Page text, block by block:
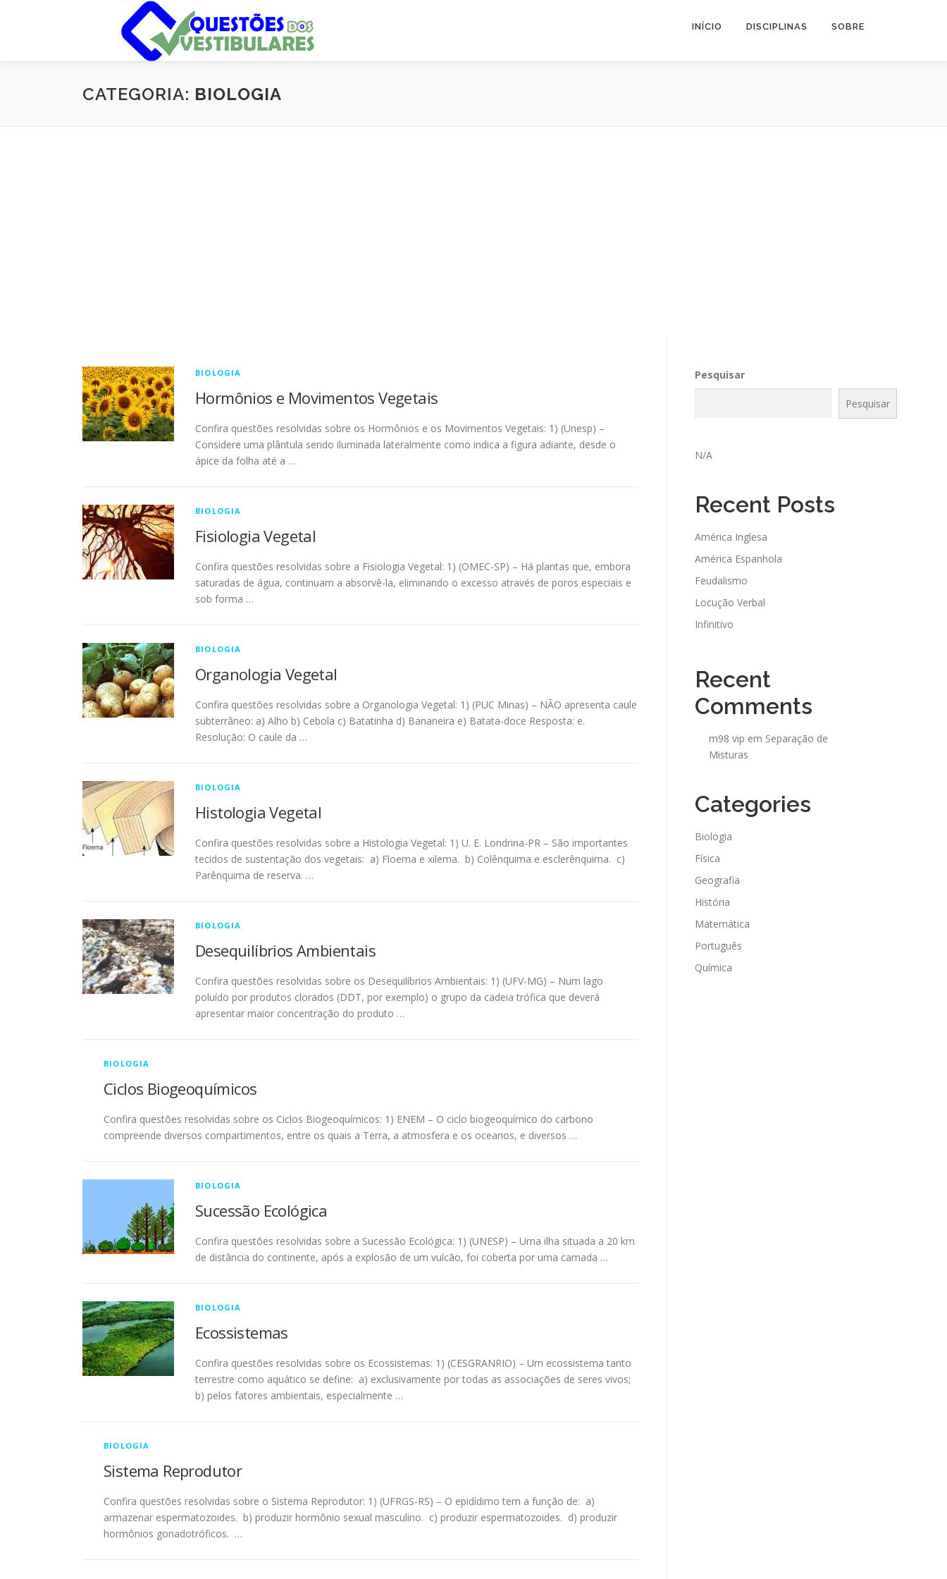
INÍCIO DISCIPLINAS SOBRE
CATEGORIA: BIOLOGIA
BIOLOGIA
Hormônios e Movimentos Vegetais
Confira questões resolvidas sobre os Hormônios e os Movimentos Vegetais: 1) (Unesp) –
Considere uma plântula sendo iluminada lateralmente como indica a figura adiante, desde o
ápice da folha até a …
BIOLOGIA
Fisiologia Vegetal
Confira questões resolvidas sobre a Fisiologia Vegetal: 1) (OMEC-SP) – Há plantas que, embora
saturadas de água, continuam a absorvê-la, eliminando o excesso através de poros especiais e
sob forma …
BIOLOGIA
Organologia Vegetal
Confira questões resolvidas sobre a Organologia Vegetal: 1) (PUC Minas) – NÃO apresenta caule
subterrâneo: a) Alho b) Cebola c) Batatinha d) Bananeira e) Batata-doce Resposta: e.
Resolução: O caule da …
BIOLOGIA
Histologia Vegetal
Confira questões resolvidas sobre a Histologia Vegetal: 1) U. E. Londrina-PR – São importantes
tecidos de sustentação dos vegetais: a) Floema e xilema. b) Colênquima e esclerênquima. c)
Parênquima de reserva. …
BIOLOGIA
Desequilíbrios Ambientais
Confira questões resolvidas sobre os Desequilíbrios Ambientais: 1) (UFV-MG) – Num lago
poluído por produtos clorados (DDT, por exemplo) o grupo da cadeia trófica que deverá
apresentar maior concentração do produto …
BIOLOGIA
Ciclos Biogeoquímicos
Confira questões resolvidas sobre os Ciclos Biogeoquímicos: 1) ENEM – O ciclo biogeoquímico do carbono
compreende diversos compartimentos, entre os quais a Terra, a atmosfera e os oceanos, e diversos …
BIOLOGIA
Sucessão Ecológica
Confira questões resolvidas sobre a Sucessão Ecológica: 1) (UNESP) – Uma ilha situada a 20 km
de distância do continente, após a explosão de um vulcão, foi coberta por uma camada …
BIOLOGIA
Ecossistemas
Confira questões resolvidas sobre os Ecossistemas: 1) (CESGRANRIO) – Um ecossistema tanto
terrestre como aquático se define: a) exclusivamente por todas as associações de seres vivos;
b) pelos fatores ambientais, especialmente …
BIOLOGIA
Sistema Reprodutor
Confira questões resolvidas sobre o Sistema Reprodutor: 1) (UFRGS-RS) – O epidídimo tem a função de: a)
armazenar espermatozoides. b) produzir hormônio sexual masculino. c) produzir espermatozoides. d) produzir
hormônios gonadotróficos. …
Pesquisar
Pesquisar
N/A
Recent Posts
América Inglesa
América Espanhola
Feudalismo
Locução Verbal
Infinitivo
Recent
Comments
m98 vip em Separação de
Misturas
Categories
Biologia
Física
Geografia
História
Matemática
Português
Química